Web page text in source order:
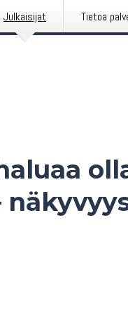
Julkaisijat Tietoa